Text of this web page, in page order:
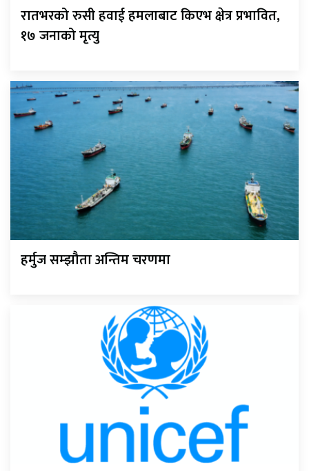
रातभरको रुसी हवाई हमलाबाट किएभ क्षेत्र प्रभावित,
१७ जनाको मृत्यु
हर्मुज सम्झौता अन्तिम चरणमा